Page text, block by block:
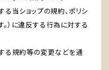
る当ショップの規約、ポリシ
。）に違反する行為に対する
する規約等の変更などを通